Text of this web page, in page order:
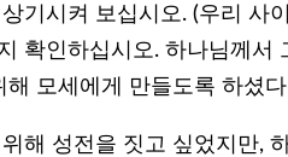
기시켜 보십시오. (우리 사
확인하십시오. 하나님께
해 모세에게 만들도록 하셨
해 성전을 짓고 싶었지만,